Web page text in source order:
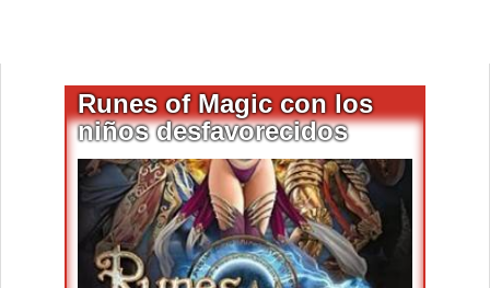
Runes of Magic con los
niños desfavorecidos